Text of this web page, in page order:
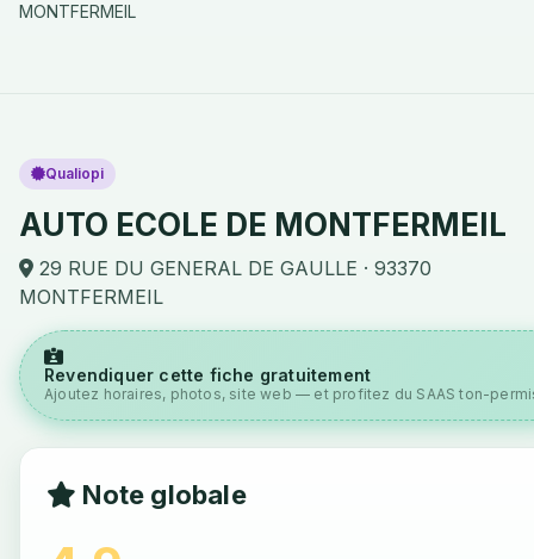
MONTFERMEIL
Qualiopi
AUTO ECOLE DE MONTFERMEIL
29 RUE DU GENERAL DE GAULLE · 93370
MONTFERMEIL
Revendiquer cette fiche gratuitement
Ajoutez horaires, photos, site web — et profitez du SAAS ton-
Note globale